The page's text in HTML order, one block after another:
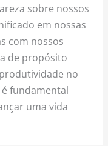
sobre nossos
em nossas
com nossos
de propósito
no
fundamental
uma vida